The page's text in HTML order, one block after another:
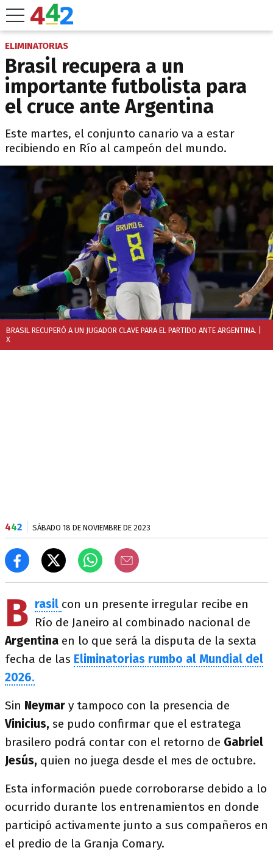
ELIMINATORIAS
Brasil recupera a un
importante futbolista para
el cruce ante Argentina
Este martes, el conjunto canario va a estar
recibiendo en Río al campeón del mundo.
BRASIL RECUPERÓ A UN JUGADOR CLAVE PARA EL PARTIDO ANTE ARGENTINA.
X
442 SÁBADO 18 DE NOVIEMBRE DE 2023
B rasil con un presente irregular recibe en
Río de Janeiro al combinado nacional de
Argentina en lo que será la disputa de la sexta
fecha de las Eliminatorias rumbo al Mundial del
2026.
Sin Neymar y tampoco con la presencia de
Vinicius, se pudo confirmar que el estratega
brasilero podrá contar con el retorno de Gabriel
Jesús, quien no juega desde el mes de octubre.
Esta información puede corroborarse debido a lo
ocurrido durante los entrenamientos en donde
participó activamente junto a sus compañeros en
el predio de la Granja Comary.